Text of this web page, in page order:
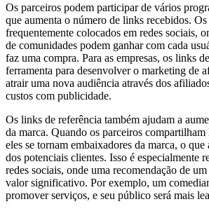
Os parceiros podem participar de vários
que aumenta o número de links recebidos.
frequentemente colocados em redes sociais,
de comunidades podem ganhar com cada
faz uma compra. Para as empresas, os links
ferramenta para desenvolver o marketing de
atrair uma nova audiência através dos
custos com publicidade.
Os links de referência também ajudam a
da marca. Quando os parceiros
eles se tornam embaixadores da marca, o que
dos potenciais clientes. Isso é especialmente
redes sociais, onde uma recomendação de
valor significativo. Por exemplo, um
promover serviços, e seu público será mais